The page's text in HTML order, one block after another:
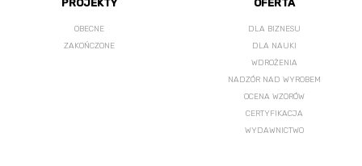
PROJEKTY
OBECNE
ZAKOŃCZONE
OFERTA
DLA BIZNESU
DLA NAUKI
WDROŻENIA
NADZÓR NAD WYROBEM
OCENA WZORÓW
CERTYFIKACJA
WYDAWNICTWO